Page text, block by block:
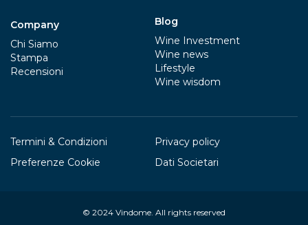
Company
Chi Siamo
Stampa
Recensioni
Blog
Wine Investment
Wine news
Lifestyle
Wine wisdom
Termini & Condizioni
Privacy policy
Preferenze Cookie
Dati Societari
© 2024 Vindome. All rights reserved